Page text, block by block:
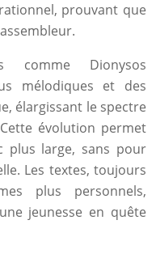
prouvant que
comme Dionysos
mélodiques et des
élargissant le spectre
évolution permet
plus large, sans pour
Les textes, toujours
plus personnels,
jeunesse en quête